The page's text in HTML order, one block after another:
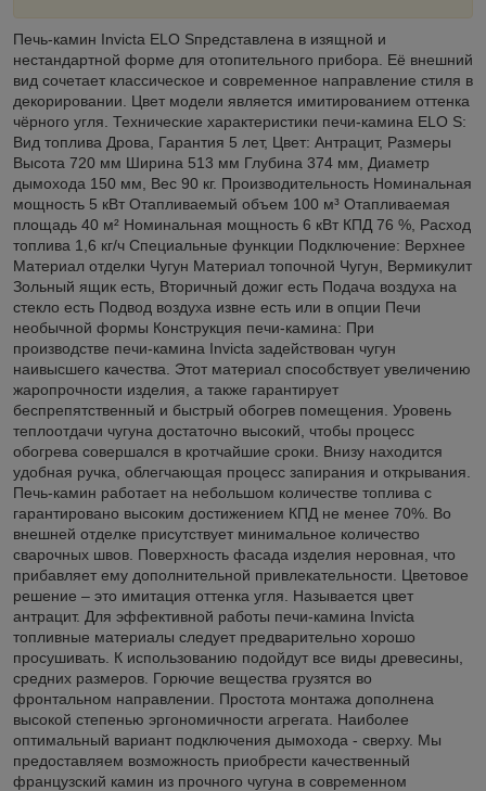
Печь-камин Invicta ELO Sпредставлена в изящной и
нестандартной форме для отопительного прибора. Её внешний
вид сочетает классическое и современное направление стиля в
декорировании. Цвет модели является имитированием оттенка
чёрного угля. Технические характеристики печи-камина ELO S:
Вид топлива Дрова, Гарантия 5 лет, Цвет: Антрацит, Размеры
Высота 720 мм Ширина 513 мм Глубина 374 мм, Диаметр
дымохода 150 мм, Вес 90 кг. Производительность Номинальная
мощность 5 кВт Отапливаемый объем 100 м³ Отапливаемая
площадь 40 м² Номинальная мощность 6 кВт КПД 76 %, Расход
топлива 1,6 кг/ч Специальные функции Подключение: Верхнее
Материал отделки Чугун Материал топочной Чугун, Вермикулит
Зольный ящик есть, Вторичный дожиг есть Подача воздуха на
стекло есть Подвод воздуха извне есть или в опции Печи
необычной формы Конструкция печи-камина: При
производстве печи-камина Invicta задействован чугун
наивысшего качества. Этот материал способствует увеличению
жаропрочности изделия, а также гарантирует
беспрепятственный и быстрый обогрев помещения. Уровень
теплоотдачи чугуна достаточно высокий, чтобы процесс
обогрева совершался в кротчайшие сроки. Внизу находится
удобная ручка, облегчающая процесс запирания и открывания.
Печь-камин работает на небольшом количестве топлива с
гарантировано высоким достижением КПД не менее 70%. Во
внешней отделке присутствует минимальное количество
сварочных швов. Поверхность фасада изделия неровная, что
прибавляет ему дополнительной привлекательности. Цветовое
решение – это имитация оттенка угля. Называется цвет
антрацит. Для эффективной работы печи-камина Invicta
топливные материалы следует предварительно хорошо
просушивать. К использованию подойдут все виды древесины,
средних размеров. Горючие вещества грузятся во
фронтальном направлении. Простота монтажа дополнена
высокой степенью эргономичности агрегата. Наиболее
оптимальный вариант подключения дымохода - сверху. Мы
предоставляем возможность приобрести качественный
французский камин из прочного чугуна в современном